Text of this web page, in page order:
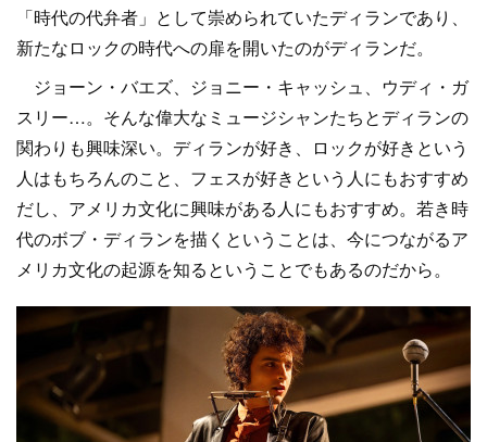
「時代の代弁者」として崇められていたディランであり、
新たなロックの時代への扉を開いたのがディランだ。
ジョーン・バエズ、ジョニー・キャッシュ、ウディ・ガ
スリー…。そんな偉大なミュージシャンたちとディランの
関わりも興味深い。ディランが好き、ロックが好きという
人はもちろんのこと、フェスが好きという人にもおすすめ
だし、アメリカ文化に興味がある人にもおすすめ。若き時
代のボブ・ディランを描くということは、今につながるア
メリカ文化の起源を知るということでもあるのだから。